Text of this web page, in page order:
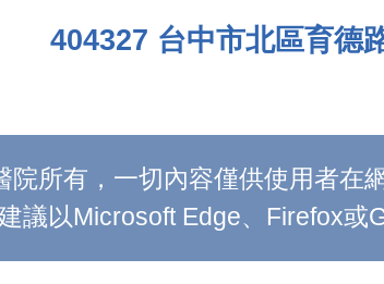
404327 台中市北區育德
所有，一切內容僅供使用者在
議以Microsoft Edge、Firefox或